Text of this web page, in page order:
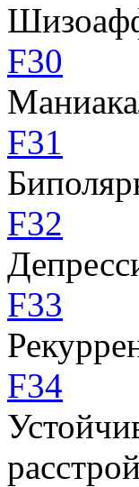
F30
F31
F32
F33
F34